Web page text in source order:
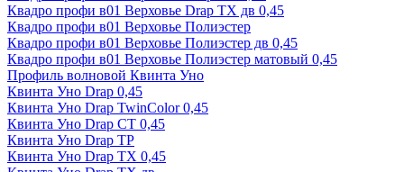
Квадро профи в01 Верховье Drap ТХ дв 0,45
Квадро профи в01 Верховье Полиэстер
Квадро профи в01 Верховье Полиэстер дв 0,45
Квадро профи в01 Верховье Полиэстер матовый 0,45
Профиль волновой Квинта Уно
Квинта Уно Drap 0,45
Квинта Уно Drap TwinColor 0,45
Квинта Уно Drap СТ 0,45
Квинта Уно Drap ТР
Квинта Уно Drap ТХ 0,45